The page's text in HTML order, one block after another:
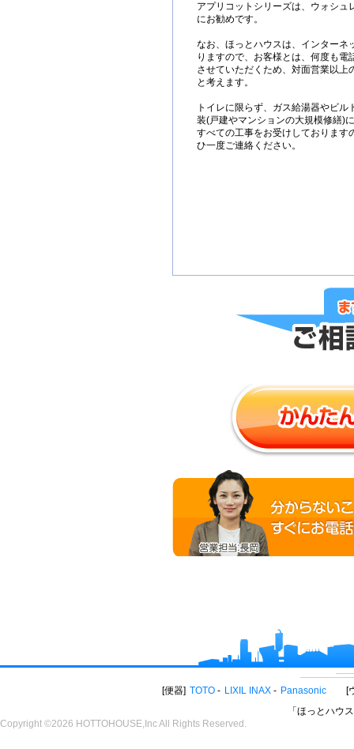
アプリコットシリーズは、ウォシュ
にお勧めです。
なお、ほっとハウスは、インターネ
りますので、お客様とは、何度も電
させていただくため、対面営業以上
と考えます。
トイレに限らず、ガス給湯器やビ
装(戸建やマンションの大規模修繕)
すべての工事をお受けしております
ひ一度ご連絡ください。
便器 TOTO LIXIL INAX Panasonic
「ほっとハウ
Copyright ©2026 HOTTOHOUSE,Inc All Rights Reserved.